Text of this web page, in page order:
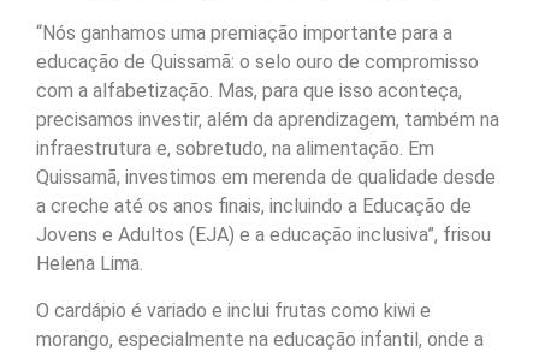
“Nós ganhamos uma premiação importante para a
educação de Quissamã: o selo ouro de compromisso
com a alfabetização. Mas, para que isso aconteça,
precisamos investir, além da aprendizagem, também na
infraestrutura e, sobretudo, na alimentação. Em
Quissamã, investimos em merenda de qualidade desde
a creche até os anos finais, incluindo a Educação de
Jovens e Adultos (EJA) e a educação inclusiva”, frisou
Helena Lima.
O cardápio é variado e inclui frutas como kiwi e
morango, especialmente na educação infantil, onde a